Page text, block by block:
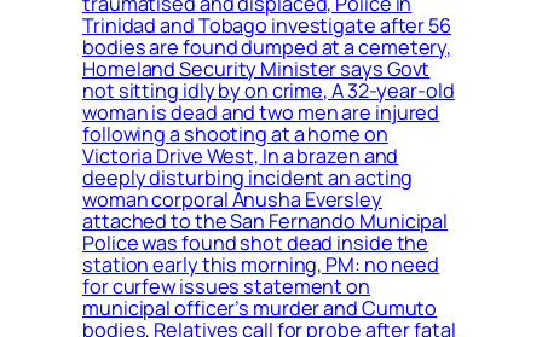
Trinidad and Tobago investigate after 56
bodies are found dumped at a cemetery,
Homeland Security Minister says Govt
not sitting idly by on crime, A 32-year-old
woman is dead and two men are injured
following a shooting at a home on
Victoria Drive West, In a brazen and
deeply disturbing incident an acting
woman corporal Anusha Eversley
attached to the San Fernando Municipal
Police was found shot dead inside the
station early this morning, PM: no need
for curfew issues statement on
municipal officer’s murder and Cumuto
bodies, Relatives call for probe after fatal